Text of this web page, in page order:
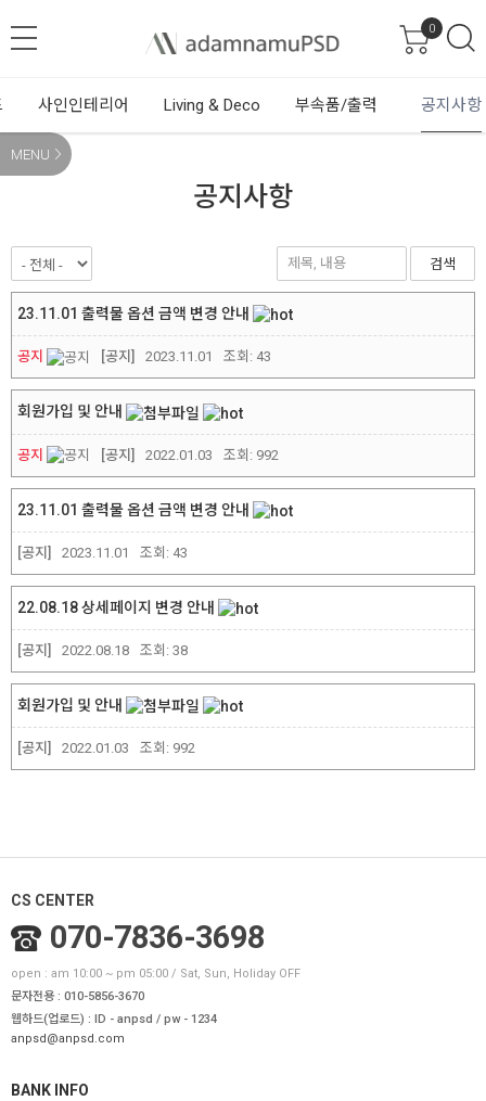
0
사인인테리어 Living & Deco 부속품/출력 공지사항
MENU
공지사항
검색
공지 [공지]
23.11.01 출력물 옵션 금액 변경 안내
2023.11.01 조회: 43
공지 [공지]
회원가입 및 안내
2022.01.03 조회: 992
[공지]
23.11.01 출력물 옵션 금액 변경 안내
2023.11.01 조회: 43
[공지]
22.08.18 상세페이지 변경 안내
2022.08.18 조회: 38
[공지]
회원가입 및 안내
2022.01.03 조회: 992
CS CENTER
070-7836-3698
open : am 10:00 ~ pm 05:00 / Sat, Sun, Holiday OFF
문자전용 : 010-5856-3670
웹하드(업로드) : ID - anpsd / pw - 1234
anpsd@anpsd.com
BANK INFO